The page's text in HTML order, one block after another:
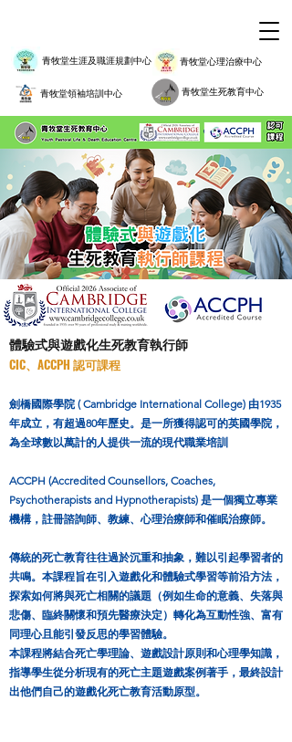
青牧堂生涯及職涯規劃中心 青牧堂心理治療中心
青牧堂領袖培訓中心 青牧堂生死教育中心
體驗式與遊戲化生死教育執行師
CIC、ACCPH 認可課程
劍橋國際學院 ( Cambridge International College) 由1935
年成立，有超過80年歷史。是一所獲得認可的英國學院，
為全球數以萬計的人提供一流的現代職業培訓
ACCPH (Accredited Counsellors, Coaches,
Psychotherapists and Hypnotherapists) 是一個獨立專業
機構，註冊諮詢師、教練、心理治療師和催眠治療師​。
傳統的死亡教育往往過於沉重和抽象，難以引起學習者的
共鳴。本課程旨在引入遊戲化和體驗式學習等前沿方法，
探索如何將與死亡相關的議題（例如生命的意義、失落與
悲傷、臨終關懷和預先醫療決定）轉化為互動性強、富有
同理心且能引發反思的學習體驗。
本課程將結合死亡學理論、遊戲設計原則和心理學知識，
指導學生從分析現有的死亡主題遊戲案例著手，最終設計
出他們自己的遊戲化死亡教育活動原型。